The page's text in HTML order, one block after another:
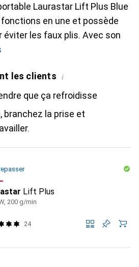
Laurastar Lift Plus Blue
en une et possède
éviter les faux plis. Avec son
les clients i
que ça refroidisse
branchez la prise et
Lift Plus
200 g/min
24